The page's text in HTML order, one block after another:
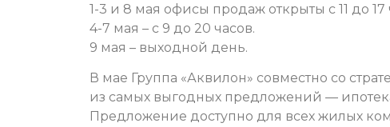
1-3 и 8 мая офисы продаж открыты с 11 до 17
4-7 мая – с 9 до 20 часов.
9 мая – выходной день.
В мае Группа «Аквилон» совместно со
из самых выгодных предложений — ипотека
Предложение доступно для всех жилых